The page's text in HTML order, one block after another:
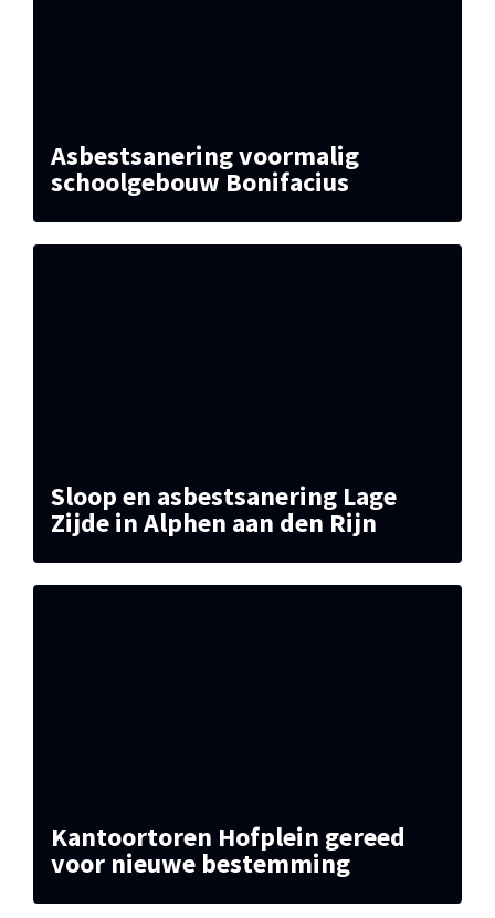
Asbestsanering voormalig
schoolgebouw Bonifacius
Sloop en asbestsanering Lage
Zijde in Alphen aan den Rijn
Kantoortoren Hofplein gereed
voor nieuwe bestemming